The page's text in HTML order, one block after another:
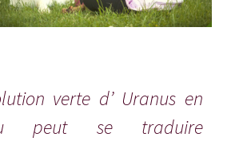
verte d’ Uranus en
peut se traduire